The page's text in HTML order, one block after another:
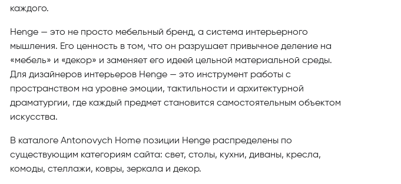
каждого.
Henge — это не просто мебельный бренд, а система интерьерного
мышления. Его ценность в том, что он разрушает привычное деление на
«мебель» и «декор» и заменяет его идеей цельной материальной среды.
Для дизайнеров интерьеров Henge — это инструмент работы с
пространством на уровне эмоции, тактильности и архитектурной
драматургии, где каждый предмет становится самостоятельным объектом
искусства.
В каталоге Antonovych Home позиции Henge распределены по
существующим категориям сайта: свет, столы, кухни, диваны, кресла,
комоды, стеллажи, ковры, зеркала и декор.